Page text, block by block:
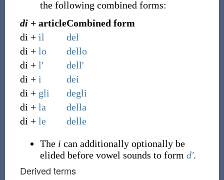
the following combined forms:
di+ articleCombined form
di + il
del
di + lo
dello
di + l'
dell'
di + i
dei
di + gli
degli
di + la
della
di + le delle
The i can additionally optionally be
elided before vowel sounds to form d'.
Derived terms